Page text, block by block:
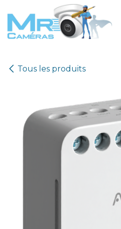
Se rendre au contenu
Tous les produits